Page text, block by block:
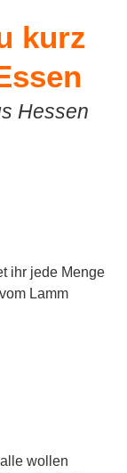
kurz
Hessen
ihr jede Menge
Lamm
wollen